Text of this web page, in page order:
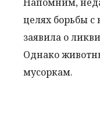
целях борьбы
заявила о
Однако
мусоркам.